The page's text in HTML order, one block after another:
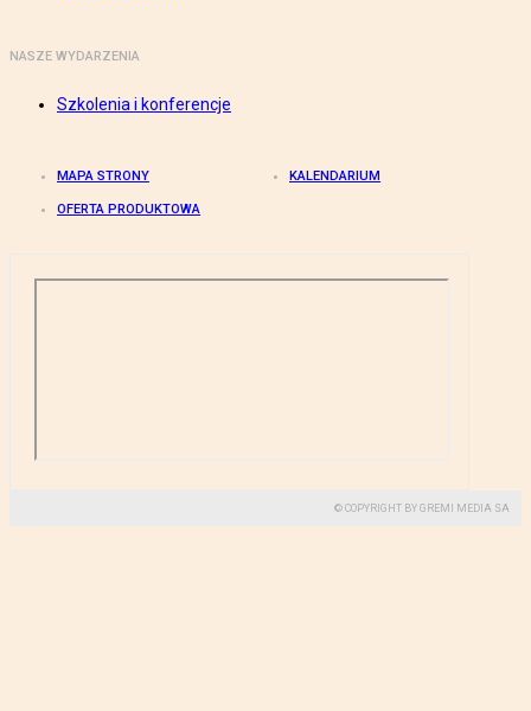
NASZE WYDARZENIA
Szkolenia i konferencje
MAPA STRONY KALENDARIUM
OFERTA PRODUKTOWA
© COPYRIGHT BY GREMI MEDIA SA